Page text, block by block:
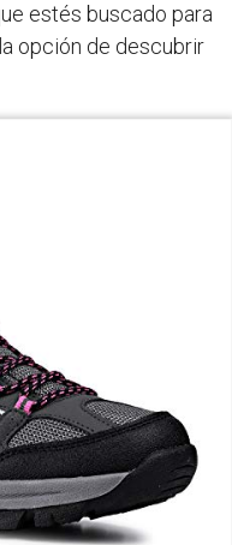
estés buscado para
opción de descubrir